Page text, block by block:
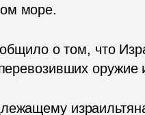
море.
о том, что